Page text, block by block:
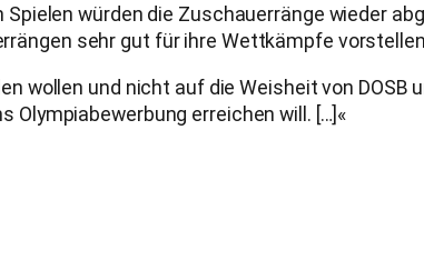
würden die Zuschauerränge wieder
sehr gut für ihre Wettkämpfe
und nicht auf die Weisheit von DOSB
Olympiabewerbung erreichen will. […]«